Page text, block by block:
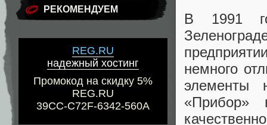
РЕКОМЕНДУЕМ
REG.RU
надежный хостинг
Промокод на скидку 5%
REG.RU
39CC-C72F-6342-560A
В 1991
немного
элементы
«Прибор»